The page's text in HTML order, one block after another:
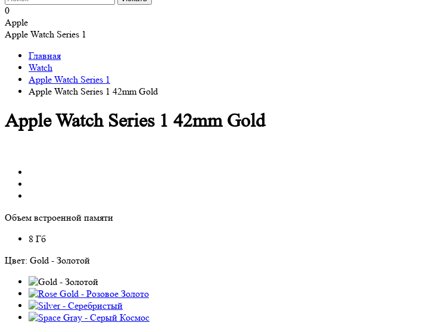
0
Apple
Apple Watch Series 1
Главная
Watch
Apple Watch Series 1
Apple Watch Series 1 42mm Gold
Apple Watch Series 1 42mm Gold
Объем встроенной памяти
8 Гб
Цвет: Gold - Золотой